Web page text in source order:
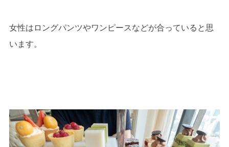
女性はロングパンツやワンピースなどが合っていると思
います。